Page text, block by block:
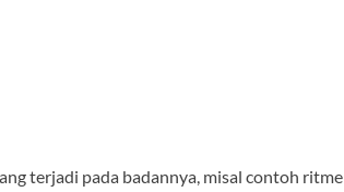
terjadi pada badannya, misal contoh ritme